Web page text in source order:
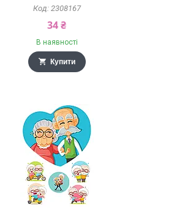
2308167
34 ₴
В наявності
Купити